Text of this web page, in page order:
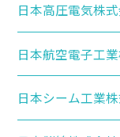
日本高圧電気株
日本航空電子工
日本シーム工業